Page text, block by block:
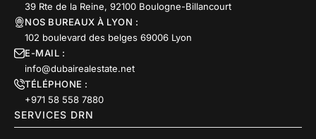
39 Rte de la Reine, 92100 Boulogne-Billancourt
NOS BUREAUX À LYON :
102 boulevard des belges 69006 Lyon
E-MAIL :
info@dubairealestate.net
TÉLÉPHONE :
+971 58 558 7880
SERVICES DRN